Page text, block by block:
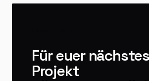
Für euer nächstes
Projekt